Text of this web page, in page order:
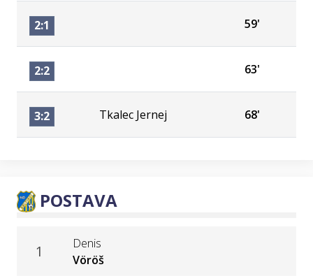
2:1 59'
2:2 63'
3:2 Tkalec Jernej 68'
POSTAVA
1
Denis
Vöröš